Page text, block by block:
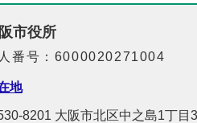
市役所
番号：6000020271004
地
8201 大阪市北区中之島1丁目